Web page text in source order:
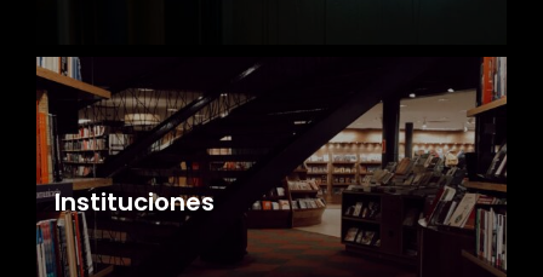
Instituciones